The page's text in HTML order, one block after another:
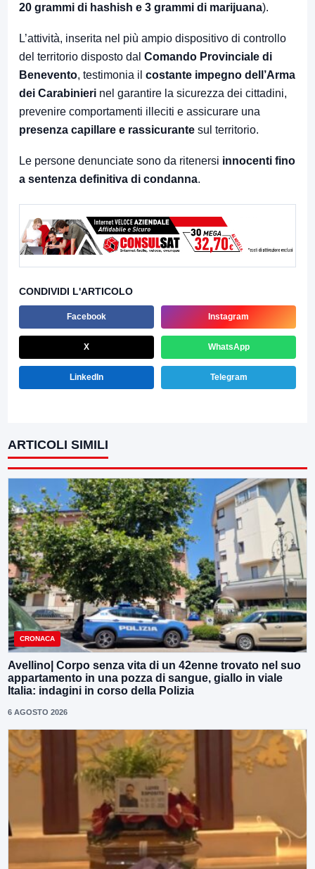
20 grammi di hashish e 3 grammi di marijuana).
L’attività, inserita nel più ampio dispositivo di controllo
del territorio disposto dal Comando Provinciale di
Benevento, testimonia il costante impegno dell’Arma
dei Carabinieri nel garantire la sicurezza dei cittadini,
prevenire comportamenti illeciti e assicurare una
presenza capillare e rassicurante sul territorio.
Le persone denunciate sono da ritenersi innocenti fino
a sentenza definitiva di condanna.
CONDIVIDI L'ARTICOLO
Facebook Instagram
X WhatsApp
LinkedIn Telegram
ARTICOLI SIMILI
CRONACA
Avellino| Corpo senza vita di un 42enne trovato nel suo
appartamento in una pozza di sangue, giallo in viale
Italia: indagini in corso della Polizia
6 AGOSTO 2026